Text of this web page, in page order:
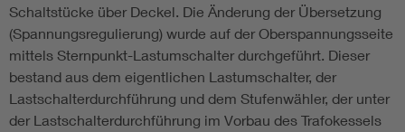
Schaltstücke über Deckel. Die Änderung der Übersetzung
(Spannungsregulierung) wurde auf der Oberspannungsseite
mittels Sternpunkt-Lastumschalter durchgeführt. Dieser
bestand aus dem eigentlichen Lastumschalter, der
Lastschalterdurchführung und dem Stufenwähler, der unter
der Lastschalterdurchführung im Vorbau des Trafokessels